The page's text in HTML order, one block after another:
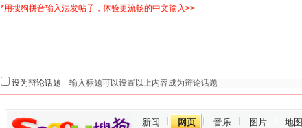
*用搜狗拼音输入法发帖子，体验更流畅的中文输入>>
设为辩论话题
新闻 网页 音乐 图片 地图